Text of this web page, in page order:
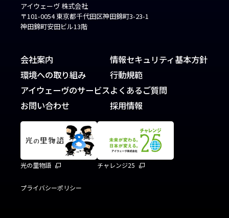
アイウェーヴ 株式会社
〒101-0054 東京都千代田区神田錦町3-23-1
神田錦町安田ビル13階
会社案内
環境への取り組み
アイウェーヴのサービス
お問い合わせ
情報セキュリティ基本方針
行動規範
よくあるご質問
採用情報
光の里物語 チャレンジ25
プライバシーポリシー